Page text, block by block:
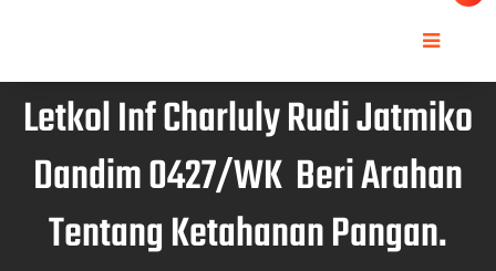
Letkol Inf Charluly Rudi Jatmiko
Dandim 0427/WK Beri Arahan
Tentang Ketahanan Pangan.